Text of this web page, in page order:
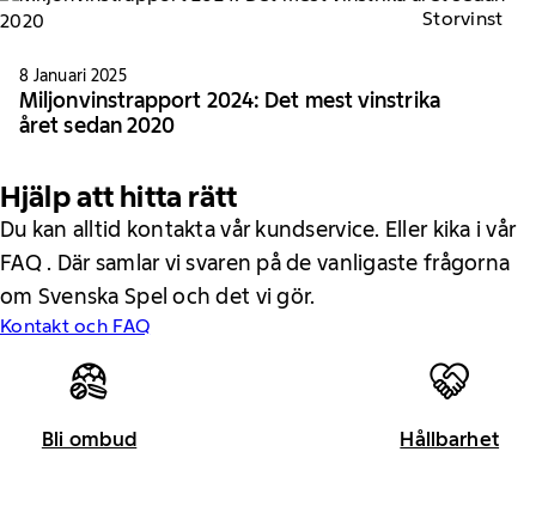
Storvinst
8 Januari 2025
Miljonvinstrapport 2024: Det mest vinstrika
året sedan 2020
Hjälp att hitta rätt
Du kan alltid kontakta vår kundservice. Eller kika i vår
FAQ . Där samlar vi svaren på de vanligaste frågorna
om Svenska Spel och det vi gör.
Kontakt och FAQ
Bli ombud Hållbarhet